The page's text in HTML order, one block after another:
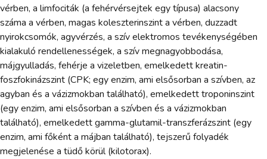
vérben, a limfociták (a fehérvérsejtek egy típusa) alacsony
száma a vérben, magas koleszterinszint a vérben, duzzadt
nyirokcsomók, agyvérzés, a szív elektromos tevékenységében
kialakuló rendellenességek, a szív megnagyobbodása,
májgyulladás, fehérje a vizeletben, emelkedett kreatin-
foszfokinázszint (CPK; egy enzim, ami elsősorban a szívben, az
agyban és a vázizmokban található), emelkedett troponinszint
(egy enzim, ami elsősorban a szívben és a vázizmokban
található), emelkedett gamma-glutamil-transzferázszint (egy
enzim, ami főként a májban található), tejszerű folyadék
megjelenése a tüdő körül (kilotorax).